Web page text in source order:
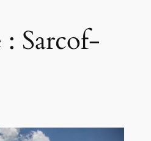
: Sarcof-